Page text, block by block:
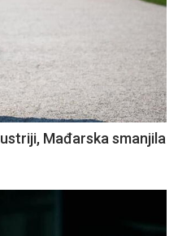
Mađarska smanjila